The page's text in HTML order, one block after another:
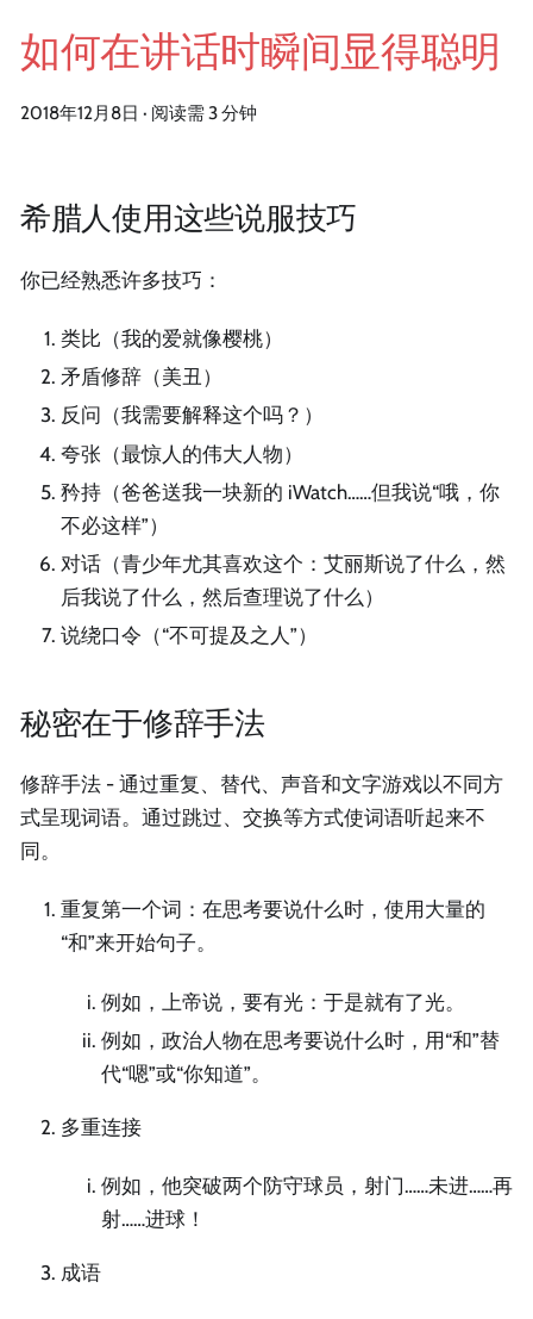
如何在讲话时瞬间显得聪明
2018年12月8日 · 阅读需 3 分钟
希腊人使用这些说服技巧
你已经熟悉许多技巧：
类比（我的爱就像樱桃）
矛盾修辞（美丑）
反问（我需要解释这个吗？）
夸张（最惊人的伟大人物）
矜持（爸爸送我一块新的 iWatch……但我说“哦，你
不必这样”）
对话（青少年尤其喜欢这个：艾丽斯说了什么，然
后我说了什么，然后查理说了什么）
说绕口令（“不可提及之人”）
秘密在于修辞手法
修辞手法 - 通过重复、替代、声音和文字游戏以不同方
式呈现词语。通过跳过、交换等方式使词语听起来不
同。
重复第一个词：在思考要说什么时，使用大量的
“和”来开始句子。
例如，上帝说，要有光：于是就有了光。
例如，政治人物在思考要说什么时，用“和”替
代“嗯”或“你知道”。
多重连接
例如，他突破两个防守球员，射门……未进……再
射……进球！
成语